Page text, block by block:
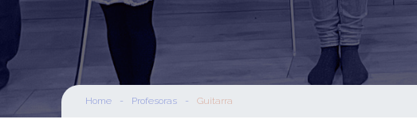
Home - Profesoras - Guitarra